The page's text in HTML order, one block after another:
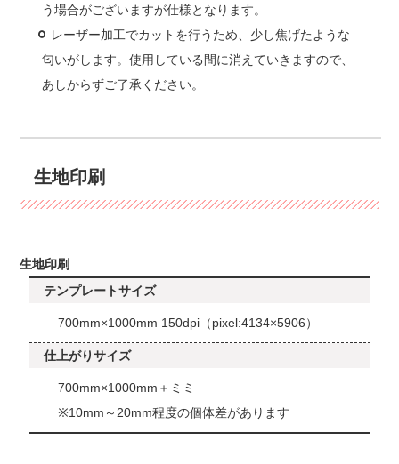
う場合がございますが仕様となります。
レーザー加工でカットを行うため、少し焦げたような
匂いがします。使用している間に消えていきますので、
あしからずご了承ください。
生地印刷
生地印刷
テンプレートサイズ
700mm×1000mm 150dpi（pixel:4134×5906）
仕上がりサイズ
700mm×1000mm＋ミミ
※10mm～20mm程度の個体差があります